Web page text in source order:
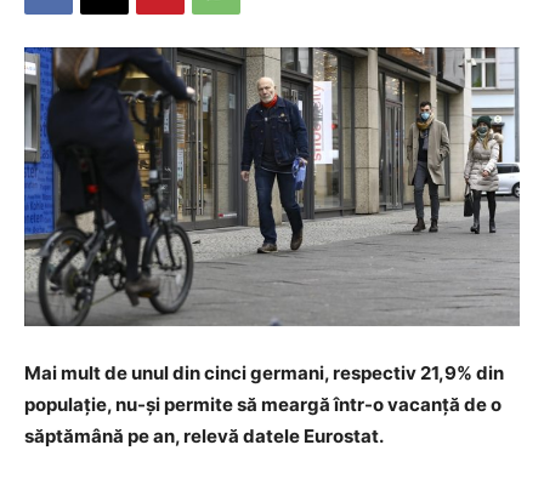
Mai mult de unul din cinci germani, respectiv 21,9% din
populaţie, nu-şi permite să meargă într-o vacanţă de o
săptămână pe an, relevă datele Eurostat.